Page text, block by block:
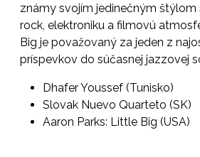
známy svojím jedinečným štýlom
rock, elektroniku a filmovú
Big je považovaný za jeden z
príspevkov do súčasnej jazzovej
Dhafer Youssef (Tunisko)
Slovak Nuevo Quarteto (SK)
Aaron Parks: Little Big (USA)